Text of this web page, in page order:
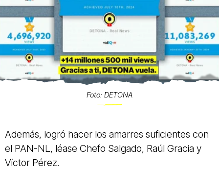
Foto: DETONA
Además, logró hacer los amarres suficientes con
el PAN-NL, léase Chefo Salgado, Raúl Gracia y
Víctor Pérez.